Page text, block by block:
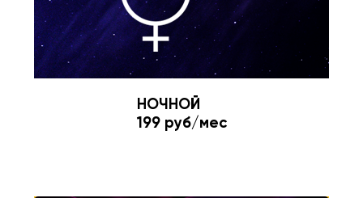
НОЧНОЙ
199 руб/мес